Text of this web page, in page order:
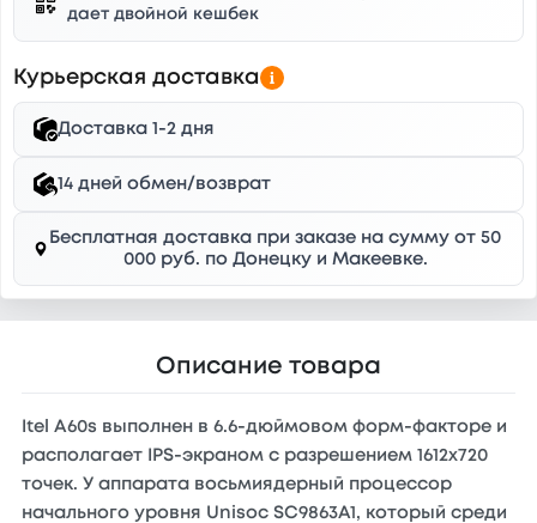
дает двойной кешбек
Курьерская доставка
Доставка 1-2 дня
14 дней обмен/возврат
Бесплатная доставка при заказе на сумму от 50
000 руб. по Донецку и Макеевке.
Описание товара
Itel A60s выполнен в 6.6-дюймовом форм-факторе и
располагает IPS-экраном с разрешением 1612x720
точек. У аппарата восьмиядерный процессор
начального уровня Unisoc SC9863A1, который среди